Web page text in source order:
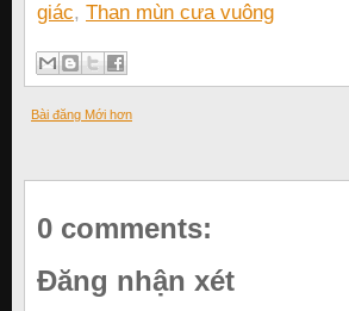
giác, Than mùn cưa vuông
Bài đăng Mới hơn
0 comments:
Đăng nhận xét